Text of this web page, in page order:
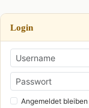
Login
Angemeldet bleiben